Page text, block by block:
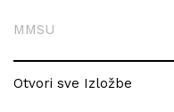
MMSU
Otvori sve Izložbe